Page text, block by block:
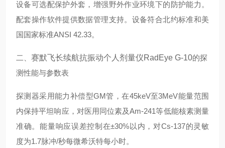
设备可选配保护外套，增强野外作业环境下的防护能力。
配套操作软件提供数据管理支持。设备符合北约标准和美
国国家标准ANSI 42.33。
二、 赛默飞长续航抗振动个人剂量仪RadEye G-10的探
测性能与参数表
探测器采用能力补偿型GM管，在45keV至3MeV能量范围
内保持平坦响应，对医用同位素及Am-241等低能核素测量
准确。能量响应误差控制在±30%以内，对Cs-137的灵敏
度为1.7脉冲/秒每微希沃特每小时。